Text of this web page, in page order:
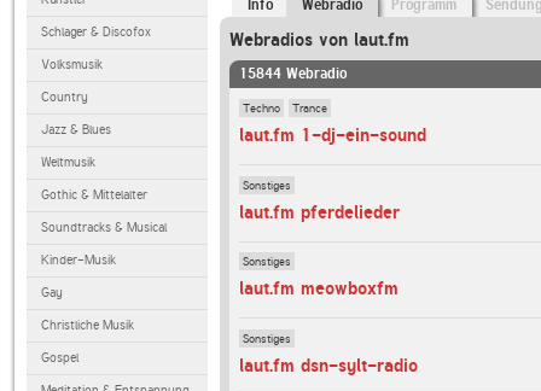
Schlager & Discofox
Volksmusik
Country
Jazz & Blues
Weltmusik
Gothic & Mittelalter
Soundtracks & Musical
Kinder-Musik
Gay
Christliche Musik
Gospel
Info Webradio Programm
Webradios von laut.fm
15844 Webradio
Techno Trance
laut.fm 1-dj-ein-sound
Sonstiges
laut.fm pferdelieder
Sonstiges
laut.fm meowboxfm
Sonstiges
laut.fm dsn-sylt-radio